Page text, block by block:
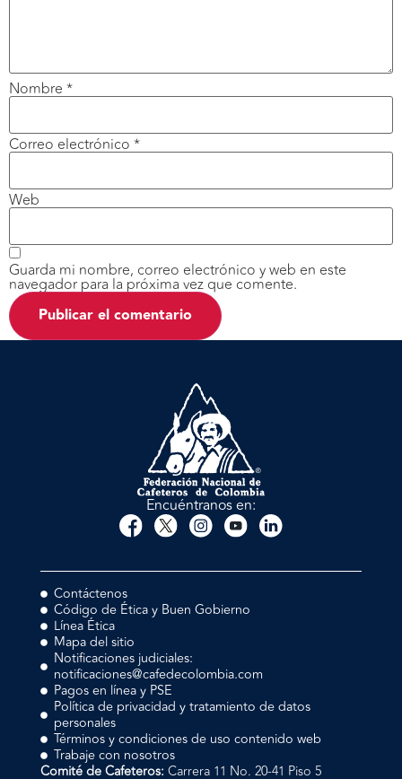
Nombre *
Correo electrónico *
Web
Guarda mi nombre, correo electrónico y web en este
navegador para la próxima vez que comente.
Encuéntranos en:
Contáctenos
Código de Ética y Buen Gobierno
Línea Ética
Mapa del sitio
Notificaciones judiciales:
notificaciones@cafedecolombia.com
Pagos en línea y PSE
Política de privacidad y tratamiento de datos
personales
Términos y condiciones de uso contenido web
Trabaje con nosotros
Comité de Cafeteros: Carrera 11 No. 20-41 Piso 5